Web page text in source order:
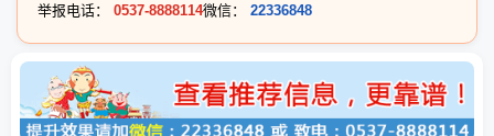
举报电话： 0537-8888114微信： 22336848